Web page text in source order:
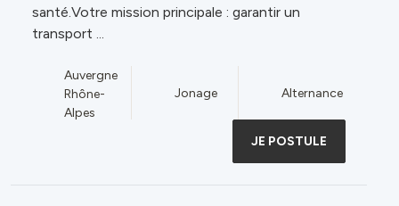
santé.Votre mission principale : garantir un
transport ...
Auvergne
Rhône-
Alpes
Jonage Alternance
JE POSTULE